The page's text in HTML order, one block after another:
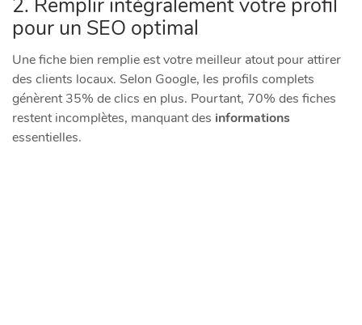
2. Remplir intégralement votre profil
pour un SEO optimal
Une fiche bien remplie est votre meilleur atout pour attirer
des clients locaux. Selon Google, les profils complets
génèrent 35% de clics en plus. Pourtant, 70% des fiches
restent incomplètes, manquant des informations
essentielles.